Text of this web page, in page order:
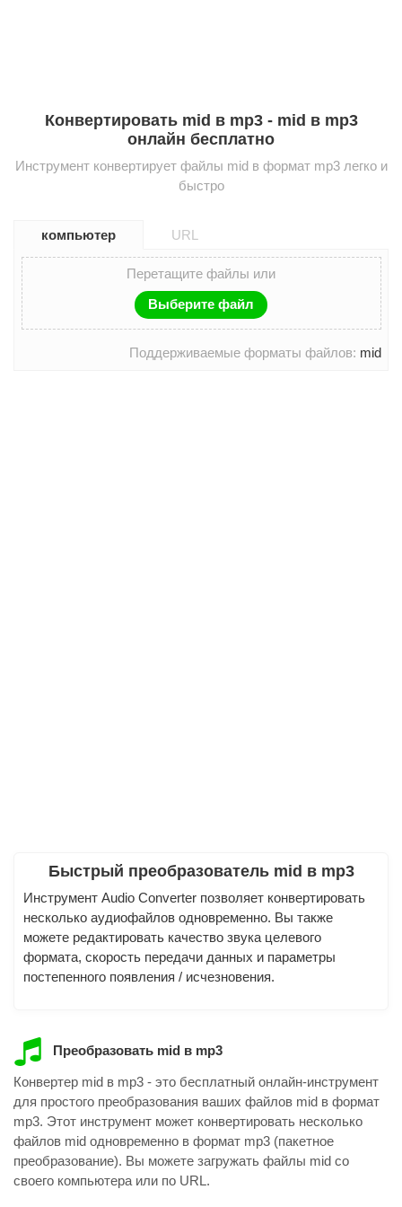
Конвертировать mid в mp3 - mid в mp3
онлайн бесплатно
Инструмент конвертирует файлы mid в формат mp3 легко и
быстро
компьютер URL
Перетащите файлы или
Выберите файл
Поддерживаемые форматы файлов: mid
Быстрый преобразователь mid в mp3
Инструмент Audio Converter позволяет конвертировать
несколько аудиофайлов одновременно. Вы также
можете редактировать качество звука целевого
формата, скорость передачи данных и параметры
постепенного появления / исчезновения.
Преобразовать mid в mp3
Конвертер mid в mp3 - это бесплатный онлайн-инструмент
для простого преобразования ваших файлов mid в формат
mp3. Этот инструмент может конвертировать несколько
файлов mid одновременно в формат mp3 (пакетное
преобразование). Вы можете загружать файлы mid со
своего компьютера или по URL.